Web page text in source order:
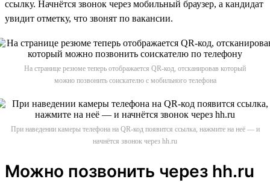
ссылку. Начнётся звонок через мобильный браузер, а кандидат
увидит отметку, что звонят по вакансии.
На странице резюме теперь отображается QR-код, отсканировав который
можно позвонить соискателю с мобильного телефона
При наведении камеры телефона на QR-код появится ссылка, нажмите на неё — и
начнётся звонок через hh.ru
Можно позвонить через hh.ru